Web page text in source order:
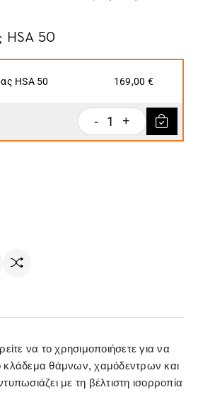
HSA 50
HSA 50 169,00 €
- 1 +
να το χρησιμοποιήσετε για να
κλάδεμα θάμνων, χαμόδεντρων και
με τη βέλτιστη ισορροπία